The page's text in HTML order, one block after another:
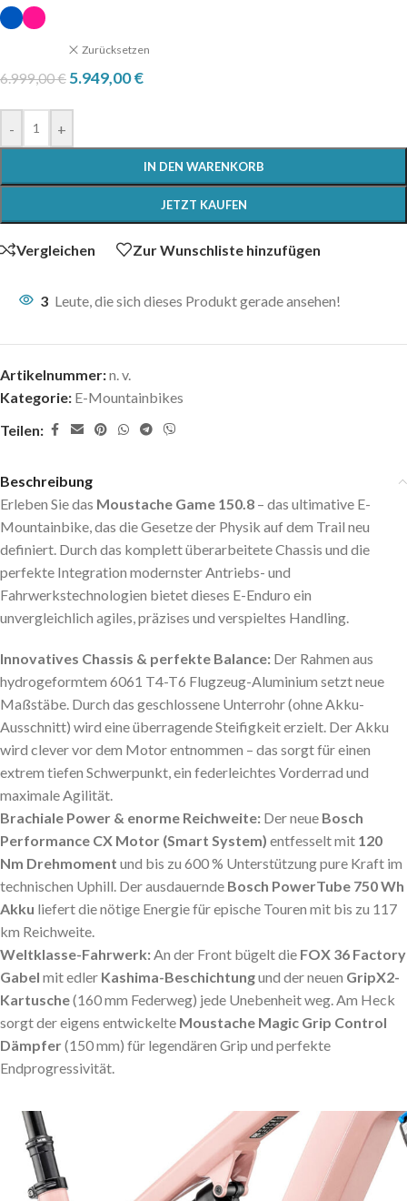
Zurücksetzen
6.999,00€ 5.949,00€
- +
IN DEN WARENKORB
JETZT KAUFEN
Vergleichen Zur Wunschliste hinzufügen
3 Leute, die sich dieses Produkt gerade ansehen!
Artikelnummer:n. v.
Kategorie: E-Mountainbikes
Teilen:
Beschreibung
Erleben Sie das Moustache Game 150.8 – das ultimative E-
Mountainbike, das die Gesetze der Physik auf dem Trail neu
definiert. Durch das komplett überarbeitete Chassis und die
perfekte Integration modernster Antriebs- und
Fahrwerkstechnologien bietet dieses E-Enduro ein
unvergleichlich agiles, präzises und verspieltes Handling.
Innovatives Chassis & perfekte Balance: Der Rahmen aus
hydrogeformtem 6061 T4-T6 Flugzeug-Aluminium setzt neue
Maßstäbe. Durch das geschlossene Unterrohr (ohne Akku-
Ausschnitt) wird eine überragende Steifigkeit erzielt. Der Akku
wird clever vor dem Motor entnommen – das sorgt für einen
extrem tiefen Schwerpunkt, ein federleichtes Vorderrad und
maximale Agilität.
Brachiale Power & enorme Reichweite: Der neue Bosch
Performance CX Motor (Smart System) entfesselt mit 120
Nm Drehmoment und bis zu 600 % Unterstützung pure Kraft im
technischen Uphill. Der ausdauernde Bosch PowerTube 750 Wh
Akku liefert die nötige Energie für epische Touren mit bis zu 117
km Reichweite.
Weltklasse-Fahrwerk:An der Front bügelt die FOX 36 Factory
Gabel mit edler Kashima-Beschichtungund der neuen GripX2-
Kartusche(160 mm Federweg) jede Unebenheit weg. Am Heck
sorgt der eigens entwickelte Moustache Magic Grip Control
Dämpfer(150 mm) für legendären Grip und perfekte
Endprogressivität.